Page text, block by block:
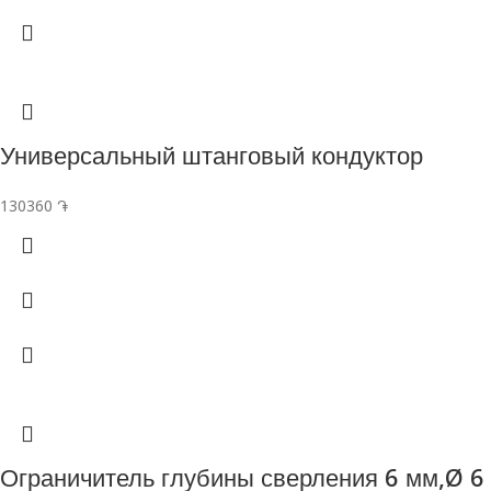
Универсальный штанговый кондуктор
130360 ֏
Ограничитель глубины сверления 6 мм,Ø